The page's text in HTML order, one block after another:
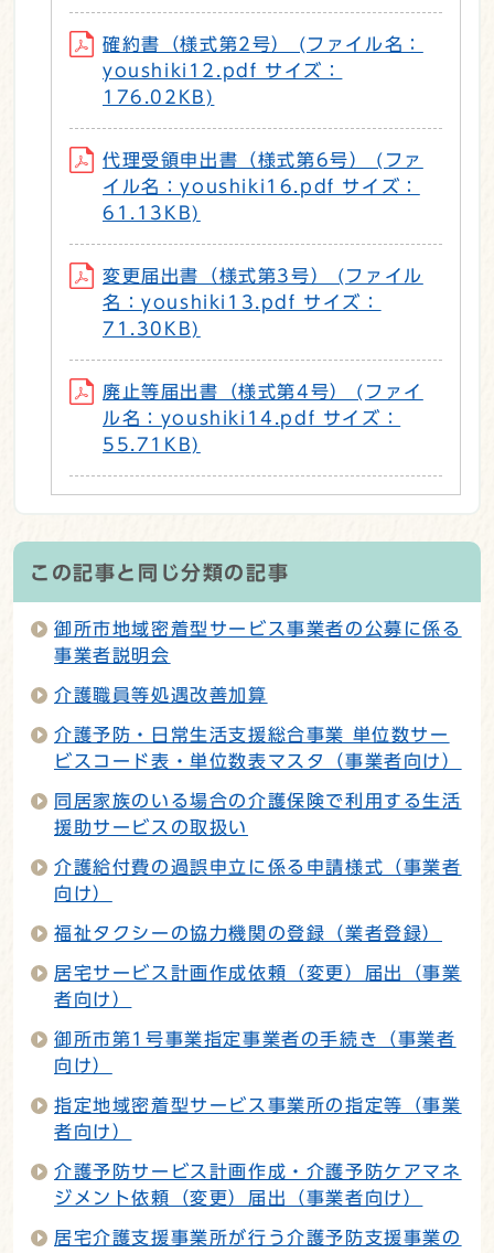
確約書（様式第2号） (ファイル名：
youshiki12.pdf サイズ：
176.02KB)
代理受領申出書（様式第6号） (ファ
イル名：youshiki16.pdf サイズ：
61.13KB)
変更届出書（様式第3号） (ファイル
名：youshiki13.pdf サイズ：
71.30KB)
廃止等届出書（様式第4号） (ファイ
ル名：youshiki14.pdf サイズ：
55.71KB)
この記事と同じ分類の記事
御所市地域密着型サービス事業者の公募に係る
事業者説明会
介護職員等処遇改善加算
介護予防・日常生活支援総合事業 単位数サー
ビスコード表・単位数表マスタ（事業者向け）
同居家族のいる場合の介護保険で利用する生活
援助サービスの取扱い
介護給付費の過誤申立に係る申請様式（事業者
向け）
福祉タクシーの協力機関の登録（業者登録）
居宅サービス計画作成依頼（変更）届出（事業
者向け）
御所市第1号事業指定事業者の手続き（事業者
向け）
指定地域密着型サービス事業所の指定等（事業
者向け）
介護予防サービス計画作成・介護予防ケアマネ
ジメント依頼（変更）届出（事業者向け）
居宅介護支援事業所が行う介護予防支援事業の